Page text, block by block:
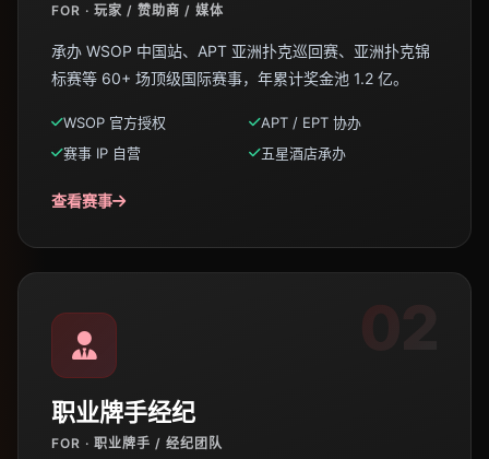
FOR · 玩家 / 赞助商 / 媒体
承办 WSOP 中国站、APT 亚洲扑克巡回赛、亚洲扑克锦
标赛等 60+ 场顶级国际赛事，年累计奖金池 1.2 亿。
WSOP 官方授权
APT / EPT 协办
赛事 IP 自营
五星酒店承办
查看赛事
02
职业牌手经纪
FOR · 职业牌手 / 经纪团队